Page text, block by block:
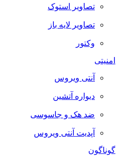
تصاویر استوک
تصاویر لایه باز
وکتور
امنیتی
آنتی ویروس
دیواره آتشین
ضد هک و جاسوسی
آپدیت آنتی ویروس
گوناگون